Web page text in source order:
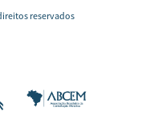
reservados